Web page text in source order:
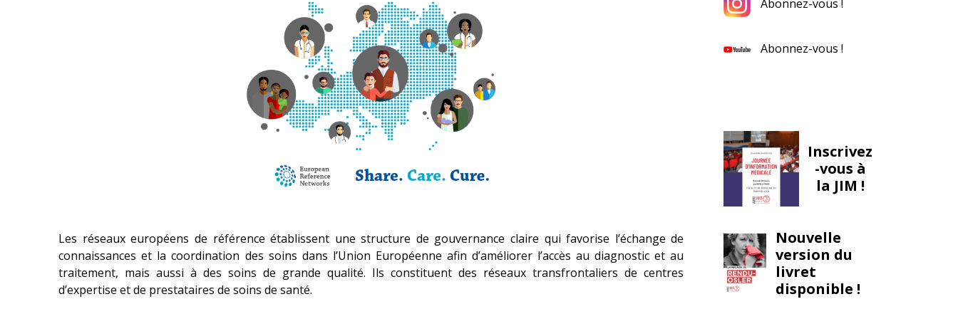
Les réseaux européens de référence établissent une structure de gouvernance claire qui favorise l’échange de
connaissances et la coordination des soins dans l’Union Européenne afin d’améliorer l’accès au diagnostic et au
traitement, mais aussi à des soins de grande qualité. Ils constituent des réseaux transfrontaliers de centres
d’expertise et de prestataires de soins de santé.
Abonnez-vous !
Abonnez-vous !
Inscrivez
-vous à
la JIM !
Nouvelle
version du
livret
disponible !